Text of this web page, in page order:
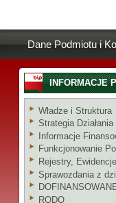
Dane Podmiotu i
INFORMACJE
Władze i Struktura
Strategia Działania
Informacje
Funkcjonowanie
Rejestry,
Sprawozdania z
RODO